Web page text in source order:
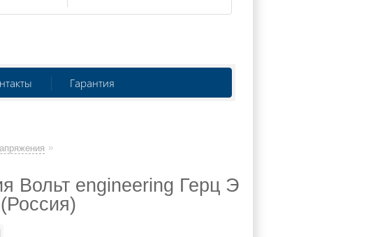
Гарантия
»
Вольт engineering Герц Э